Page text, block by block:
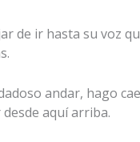
de ir hasta su voz
andar, hago
aquí arriba.